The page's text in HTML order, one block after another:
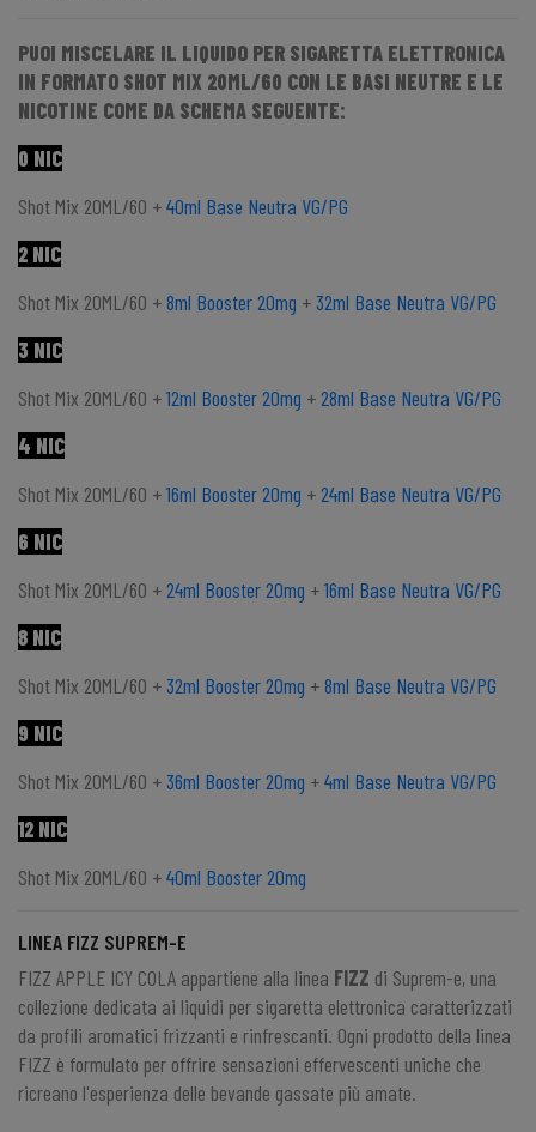
PUOI MISCELARE IL LIQUIDO PER SIGARETTA ELETTRONICA
IN FORMATO SHOT MIX 20ML/60 CON LE BASI NEUTRE E LE
NICOTINE COME DA SCHEMA SEGUENTE:
0 NIC
Shot Mix 20ML/60 +40ml Base Neutra VG/PG
2 NIC
Shot Mix 20ML/60 +8ml Booster 20mg +32ml Base Neutra VG/PG
3 NIC
Shot Mix 20ML/60 +12ml Booster 20mg + 28ml Base Neutra VG/PG
4 NIC
Shot Mix 20ML/60 +16ml Booster 20mg + 24ml Base Neutra VG/PG
6 NIC
Shot Mix 20ML/60 + 24ml Booster 20mg +16ml Base Neutra VG/PG
8 NIC
Shot Mix 20ML/60 +32ml Booster 20mg +8ml Base Neutra VG/PG
9 NIC
Shot Mix 20ML/60 +36ml Booster 20mg +4ml Base Neutra VG/PG
12 NIC
Shot Mix 20ML/60 +40ml Booster 20mg
LINEA FIZZ SUPREM-E
FIZZ APPLE ICY COLA appartiene alla linea FIZZ di Suprem-e, una
collezione dedicata ai liquidi per sigaretta elettronica caratterizzati
da profili aromatici frizzanti e rinfrescanti. Ogni prodotto della linea
FIZZ è formulato per offrire sensazioni effervescenti uniche che
ricreano l'esperienza delle bevande gassate più amate.